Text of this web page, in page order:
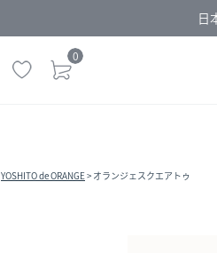
日
0
YOSHITO de ORANGE オランジェスクエアトゥ